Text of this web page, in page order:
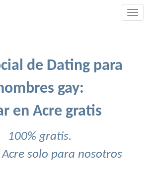
de Dating para
gay:
en Acre gratis
100% gratis.
solo para nosotros